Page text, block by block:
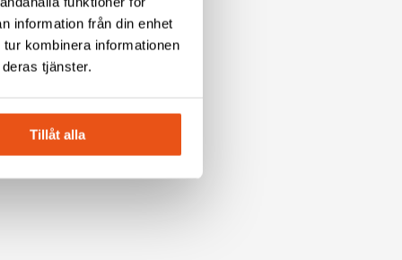
information från din enhet
kombinera informationen
tjänster.
Tillåt alla